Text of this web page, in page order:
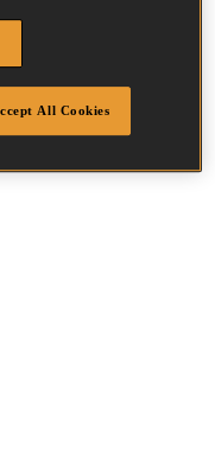
All Cookies